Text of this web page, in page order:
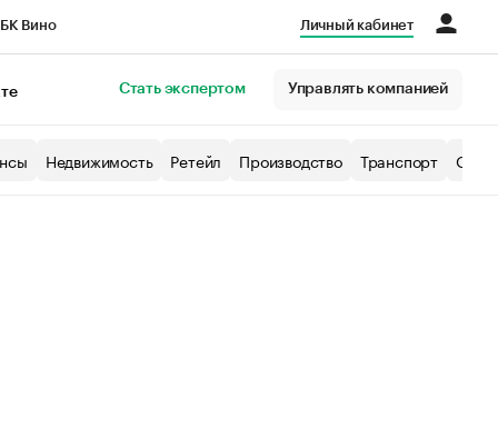
Вино Личный кабинет
Стать экспертом Управлять компанией
Недвижимость Ретейл Производство Транспорт